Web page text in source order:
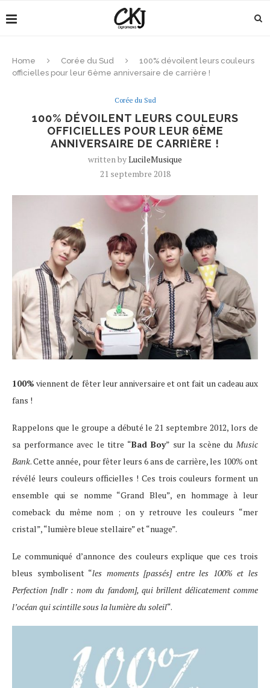
Home Corée du Sud
100% dévoilent leurs couleurs
officielles pour leur 6ème anniversaire de carrière !
Corée du Sud
100% DÉVOILENT LEURS COULEURS
OFFICIELLES POUR LEUR 6ÈME
ANNIVERSAIRE DE CARRIÈRE !
written byLucileMusique
21 septembre 2018
100% viennent de fêter leur anniversaire et ont fait un cadeau aux
fans !
Rappelons que le groupe a débuté le 21 septembre 2012, lors de
sa performance avec le titre “Bad Boy” sur la scène duMusic
Bank. Cette année, pour fêter leurs 6 ans de carrière, les 100% ont
révélé leurs couleurs officielles ! Ces trois couleurs forment un
ensemble qui se nomme “Grand Bleu”, en hommage à leur
comeback du même nom ; on y retrouve les couleurs “mer
cristal”, “lumière bleue stellaire” et “nuage”.
Le communiqué d’annonce des couleurs explique que ces trois
bleus symbolisent “les moments [passés] entre les 100% et les
Perfection [ndlr : nom du fandom], qui brillent délicatement comme
l’océan qui scintille sous la lumière du soleil“.